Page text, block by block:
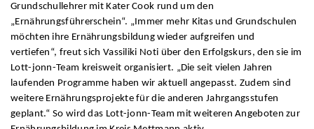
Grundschullehrer mit Kater Cook rund um den
„Ernährungsführerschein“. „Immer mehr Kitas und Grundschulen
möchten ihre Ernährungsbildung wieder aufgreifen und
vertiefen“, freut sich Vassiliki Noti über den Erfolgskurs, den sie im
Lott-jonn-Team kreisweit organisiert. „Die seit vielen Jahren
laufenden Programme haben wir aktuell angepasst. Zudem sind
weitere Ernährungsprojekte für die anderen Jahrgangsstufen
geplant.“ So wird das Lott-jonn-Team mit weiteren Angeboten zur